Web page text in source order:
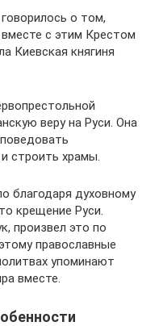
о том,
с этим Крестом
Киевская княгиня
веру на Руси. Она
строить храмы.
благодаря духовному
крещение Руси.
произвел это по
православные
упоминают
вместе.